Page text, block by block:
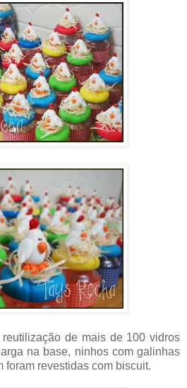
de mais de 100 vidros
na base, ninhos com galinhas
foram revestidas com biscuit.